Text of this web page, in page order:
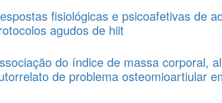
fisiológicas e psicoafetivas de
agudos de hiit
do índice de massa corporal,
de problema osteomioartiular